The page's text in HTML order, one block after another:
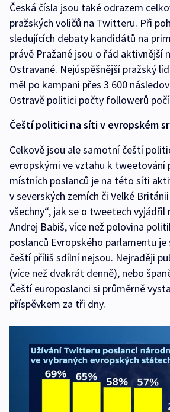
Česká čísla jsou také odrazem
pražských voličů na Twitteru. Při
sledujících debaty kandidátů na
právě Pražané jsou o řád aktivnější
Ostravané. Nejúspěšnější pražský
měl po kampani přes 3 600
Ostravě politici počty followerů
Čeští politici na síti v evropském
Celkově jsou ale samotní čeští
evropskými ve vztahu k tweetování
místních poslanců je na této síti
v severských zemích či Velké
všechny“, jak se o tweetech
Andrej Babiš, více než polovina
poslanců Evropského parlamentu
čeští příliš sdílní nejsou. Nejraději
(více než dvakrát denně), nebo
Čeští europoslanci si průměrně
příspěvkem za tři dny.